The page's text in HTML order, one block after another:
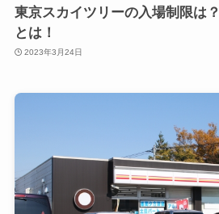
東京スカイツリーの入場制限は
とは！
2023年3月24日